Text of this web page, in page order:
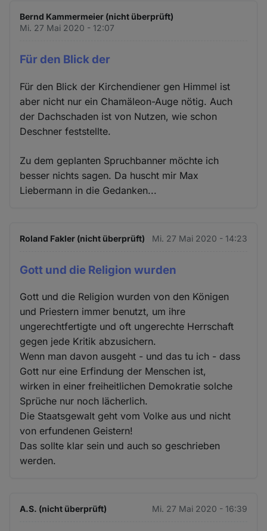
Bernd Kammermeier (nicht überprüft)
Mi. 27 Mai 2020 - 12:07
Für den Blick der
Für den Blick der Kirchendiener gen Himmel ist
aber nicht nur ein Chamäleon-Auge nötig. Auch
der Dachschaden ist von Nutzen, wie schon
Deschner feststellte.
Zu dem geplanten Spruchbanner möchte ich
besser nichts sagen. Da huscht mir Max
Liebermann in die Gedanken...
Roland Fakler (nicht überprüft) Mi. 27 Mai 2020 - 14:23
Gott und die Religion wurden
Gott und die Religion wurden von den Königen
und Priestern immer benutzt, um ihre
ungerechtfertigte und oft ungerechte Herrschaft
gegen jede Kritik abzusichern.
Wenn man davon ausgeht - und das tu ich - dass
Gott nur eine Erfindung der Menschen ist,
wirken in einer freiheitlichen Demokratie solche
Sprüche nur noch lächerlich.
Die Staatsgewalt geht vom Volke aus und nicht
von erfundenen Geistern!
Das sollte klar sein und auch so geschrieben
werden.
A.S. (nicht überprüft) Mi. 27 Mai 2020 - 16:39